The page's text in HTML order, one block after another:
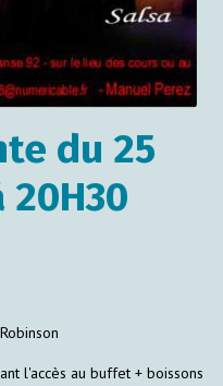
du 25
20H30
l'accès au buffet + boissons